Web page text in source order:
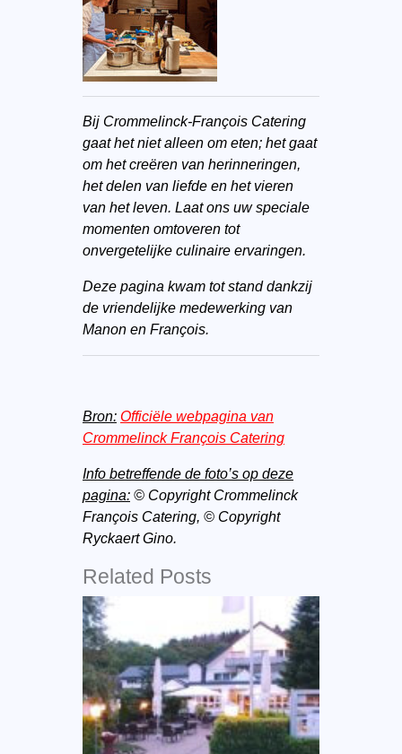
Bij Crommelinck-François Catering
gaat het niet alleen om eten; het gaat
om het creëren van herinneringen,
het delen van liefde en het vieren
van het leven. Laat ons uw speciale
momenten omtoveren tot
onvergetelijke culinaire ervaringen.
Deze pagina kwamtot stand dankzij
de vriendelijke medewerking van
Manon en François.
Bron: Officiële webpagina van
Crommelinck François Catering
Info betreffende de foto’s op deze
pagina: © Copyright Crommelinck
François Catering, © Copyright
Ryckaert Gino.
Related Posts